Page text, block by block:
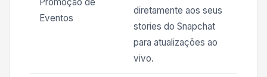
Eventos
diretamente aos seus
stories do Snapchat
para atualizações ao
vivo.